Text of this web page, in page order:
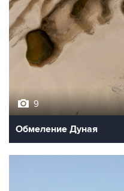
9
Обмеление Дуная